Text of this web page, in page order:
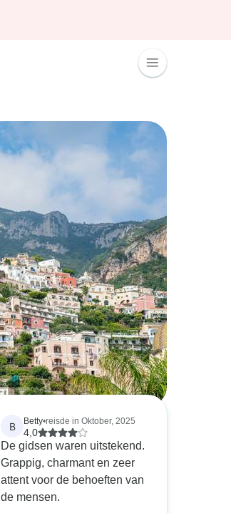
B Betty•reisde in Oktober, 2025
4,0
De gidsen waren uitstekend.
Grappig, charmant en zeer
attent voor de behoeften van
de mensen.